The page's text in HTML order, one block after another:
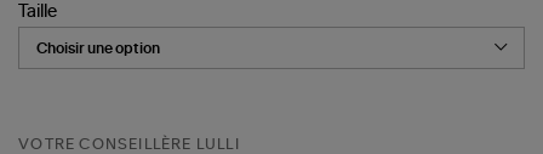
Gris
Taille
VOTRE CONSEILLÈRE LULLI